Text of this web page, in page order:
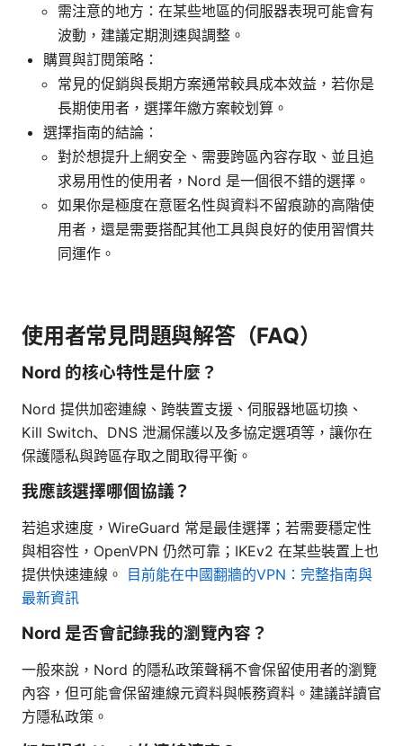
需注意的地方：在某些地區的伺服器表現可能會有
波動，建議定期測速與調整。
購買與訂閱策略：
常見的促銷與長期方案通常較具成本效益，若你是
長期使用者，選擇年繳方案較划算。
選擇指南的結論：
對於想提升上網安全、需要跨區內容存取、並且追
求易用性的使用者，Nord 是一個很不錯的選擇。
如果你是極度在意匿名性與資料不留痕跡的高階使
用者，還是需要搭配其他工具與良好的使用習慣共
同運作。
使用者常見問題與解答（FAQ）
Nord 的核心特性是什麼？
Nord 提供加密連線、跨裝置支援、伺服器地區切換、
Kill Switch、DNS 泄漏保護以及多協定選項等，讓你在
保護隱私與跨區存取之間取得平衡。
我應該選擇哪個協議？
若追求速度，WireGuard 常是最佳選擇；若需要穩定性
與相容性，OpenVPN 仍然可靠；IKEv2 在某些裝置上也
提供快速連線。 目前能在中國翻牆的VPN：完整指南與
最新資訊
Nord 是否會記錄我的瀏覽內容？
一般來說，Nord 的隱私政策聲稱不會保留使用者的瀏覽
內容，但可能會保留連線元資料與帳務資料。建議詳讀官
方隱私政策。